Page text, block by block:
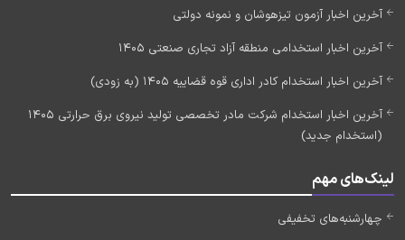
آخرین اخبار آزمون تیزهوشان و نمونه دولتی
آخرین اخبار استخدامی منطقه آزاد تجاری صنعتی 1405
آخرین اخبار استخدام کادر اداری قوه قضاییه 1405 (به زودی)
آخرین اخبار استخدام شرکت مادر تخصصی تولید نیروی برق حرارتی 1405
(استخدام جدید)
لینک‌های مهم
چهارشنبه‌های تخفیفی